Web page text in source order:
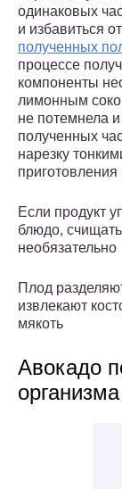
одинаковых
и избавиться
полученных
процессе
компоненты
лимонным
не потемнела
полученных
нарезку
Если продукт
блюдо, счищать
необязательно
Плод
извлекают
мякоть
Авокадо